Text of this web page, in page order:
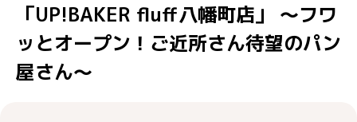
「UP!BAKER fluff八幡町店」 ～フワ
ッとオープン！ご近所さん待望のパン
屋さん～